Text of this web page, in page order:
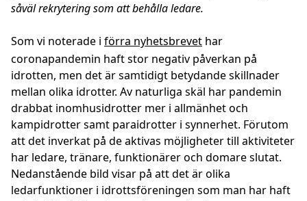
såväl rekrytering som att behålla ledare.
Som vi noterade i förra nyhetsbrevet har
coronapandemin haft stor negativ påverkan på
idrotten, men det är samtidigt betydande skillnader
mellan olika idrotter. Av naturliga skäl har pandemin
drabbat inomhusidrotter mer i allmänhet och
kampidrotter samt paraidrotter i synnerhet. Förutom
att det inverkat på de aktivas möjligheter till aktiviteter
har ledare, tränare, funktionärer och domare slutat.
Nedanstående bild visar på att det är olika
ledarfunktioner i idrottsföreningen som man har haft